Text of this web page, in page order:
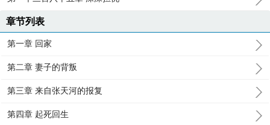
章节列表
第一章 回家
第二章 妻子的背叛
第三章 来自张天河的报复
第四章 起死回生